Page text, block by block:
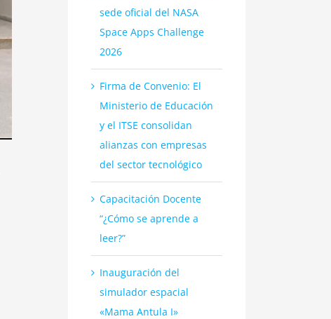
sede oficial del NASA
Space Apps Challenge
2026
Firma de Convenio: El
Ministerio de Educación
y el ITSE consolidan
alianzas con empresas
del sector tecnológico
Capacitación Docente
“¿Cómo se aprende a
leer?”
Inauguración del
simulador espacial
«Mama Antula I»